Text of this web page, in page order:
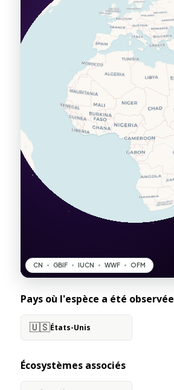
Pays où l'espèce a été observée
🇺🇸États-Unis
Écosystèmes associés